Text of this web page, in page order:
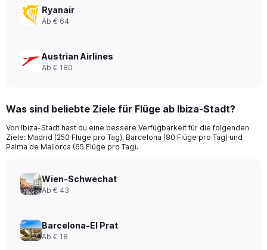
Ryanair
Ab € 64
Austrian Airlines
Ab € 180
Was sind beliebte Ziele für Flüge ab Ibiza-Stadt?
Von Ibiza-Stadt hast du eine bessere Verfügbarkeit für die folgenden
Ziele: Madrid (250 Flüge pro Tag), Barcelona (80 Flüge pro Tag) und
Palma de Mallorca (65 Flüge pro Tag).
Wien-Schwechat
Ab € 43
Barcelona-El Prat
Ab € 18